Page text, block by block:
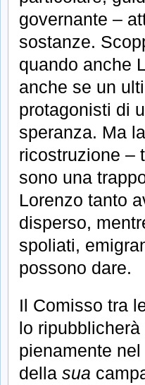
governante –
sostanze.
quando anche
anche se un
protagonisti di
speranza. Ma
ricostruzione –
sono una
Lorenzo tanto
disperso,
spoliati,
possono dare.
Il Comisso tra
lo
pienamente
della sua